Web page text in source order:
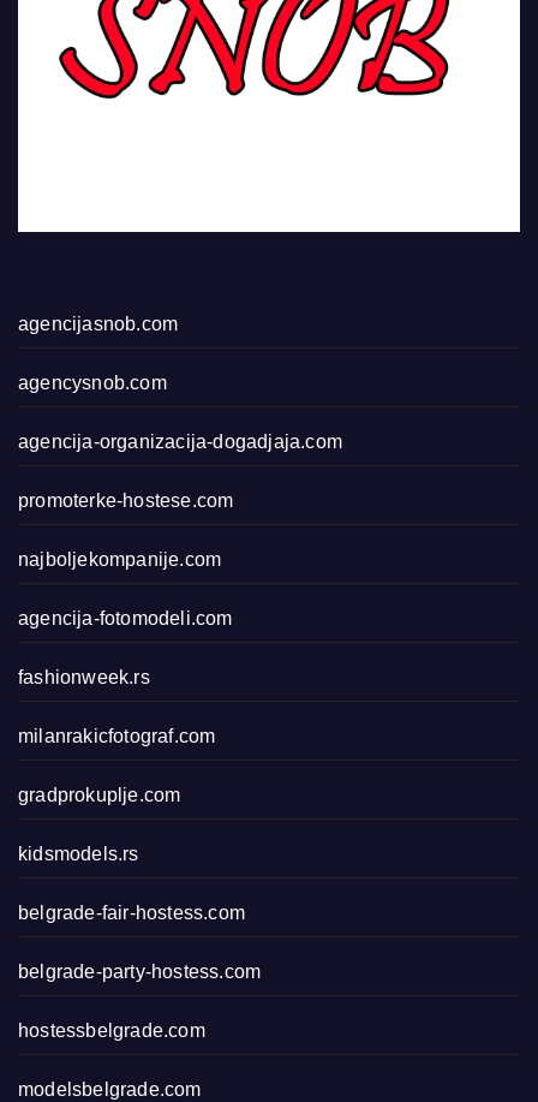
agencijasnob.com
agencysnob.com
agencija-organizacija-dogadjaja.com
promoterke-hostese.com
najboljekompanije.com
agencija-fotomodeli.com
fashionweek.rs
milanrakicfotograf.com
gradprokuplje.com
kidsmodels.rs
belgrade-fair-hostess.com
belgrade-party-hostess.com
hostessbelgrade.com
modelsbelgrade.com